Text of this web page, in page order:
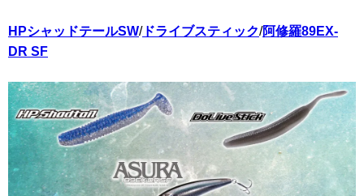
HPシャッドテールSW/ドライブスティック/阿修羅89EX-
DR SF